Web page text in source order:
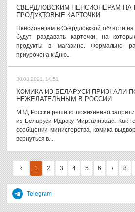
СВЕРДЛОВСКИМ ПЕНСИОНЕРАМ НА
ПРОДУКТОВЫЕ КАРТОЧКИ
Пенсионерам в Свердловской области на
будут раздавать карточки, на
продукты в магазине. Формально
приурочена к Дню...
30.08.2021, 14:51
КОМИКА ИЗ БЕЛАРУСИ ПРИЗНАЛИ
НЕЖЕЛАТЕЛЬНЫМ В РОССИИ
МВД России решило пожизненно
из Беларуси Идраку Мирзализаде. Как
сообщении министерства, комика
вернуться в...
1 2 3 4 5 6 7 8
Telegram